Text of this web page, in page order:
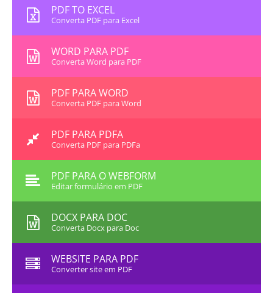
PDF TO EXCEL
Converta PDF para Excel
WORD PARA PDF
Converta Word para PDF
PDF PARA WORD
Converta PDF para Word
PDF PARA PDFA
Converta PDF para PDFa
PDF PARA O WEBFORM
Editar formulário em PDF
DOCX PARA DOC
Converta Docx para Doc
WEBSITE PARA PDF
Converter site em PDF